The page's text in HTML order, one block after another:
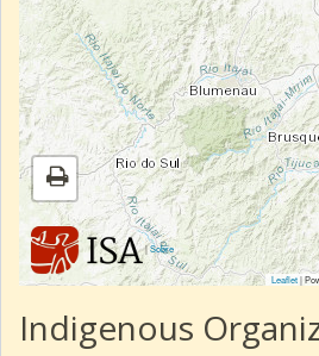
|Sobre
Leaflet|
Indigenous